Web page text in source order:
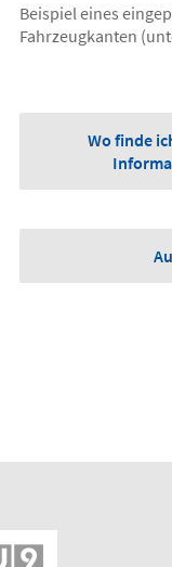
Beispiel eines
Fahrzeugkanten
Wo finde